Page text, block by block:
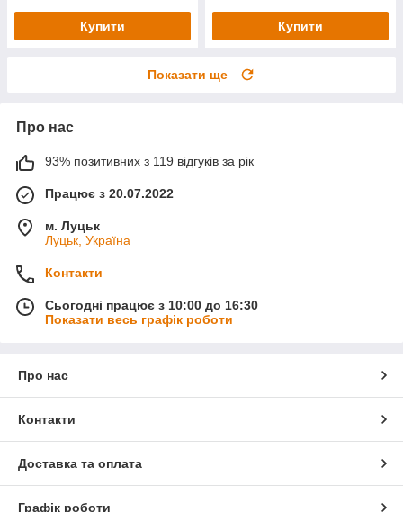
Купити Купити
Показати ще
Про нас
93% позитивних з 119 відгуків за рік
Працює з 20.07.2022
м. Луцьк
Луцьк, Україна
Контакти
Сьогодні працює з 10:00 до 16:30
Показати весь графік роботи
Про нас
Контакти
Доставка та оплата
Графік роботи